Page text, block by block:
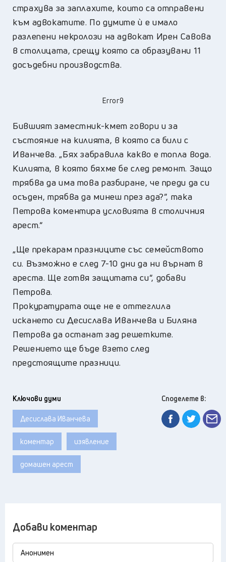
страхува за заплахите, които са отправени
към адвокатите. По думите ѝ е имало
разлепени некролози на адвокат Ирен Савова
в столицата, срещу която са образувани 11
досъдебни производства.
Error9
Бившият заместник-кмет говори и за
състояние на килията, в която са били с
Иванчева. „Бях забравила какво е топла вода.
Килията, в която бяхме бе след ремонт. Защо
трябва да има това разбиране, че преди да си
осъден, трябва да минеш през ада?”, така
Петрова коментира условията в столичния
арест.“
„Ще прекарам празниците със семейството
си. Възможно е след 7-10 дни да ни върнат в
ареста. Ще готвя защитата си“, добави
Петрова.
Прокуратурата още не е оттеглила
искането си Десислава Иванчева и Биляна
Петрова да останат зад решетките.
Решението ще бъде взето след
предстоящите празници.
Ключови думи
Десислава Иванчева
коментар изявление
домашен арест
Споделете в:
Добави коментар